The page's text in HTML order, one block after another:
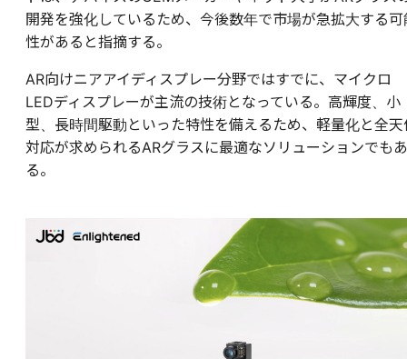
開発を強化しているため、今後数年で市場が急拡大する可
性があると指摘する。
AR向けニアアイディスプレー分野ではすでに、マイクロ
LEDディスプレーが主流の技術となっている。高輝度、小
型、長時間駆動といった特性を備えるため、軽量化と全天
対応が求められるARグラスに最適なソリューションでもあ
る。